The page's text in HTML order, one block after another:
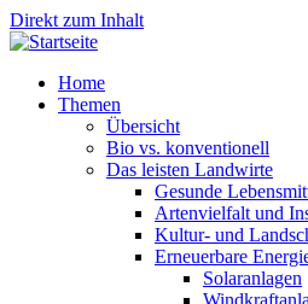
Direkt zum Inhalt
Home
Themen
Übersicht
Bio vs. konventionell
Das leisten Landwirte
Gesunde
Artenvielfalt und
Kultur- und
Erneuerbare
Solaranlagen